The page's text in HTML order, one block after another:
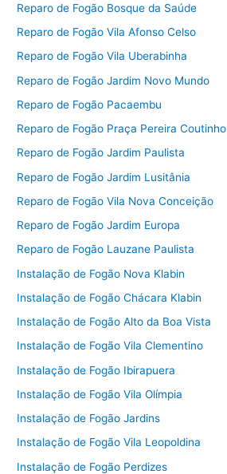
Reparo de Fogão Bosque da Saúde
Reparo de Fogão Vila Afonso Celso
Reparo de Fogão Vila Uberabinha
Reparo de Fogão Jardim Novo Mundo
Reparo de Fogão Pacaembu
Reparo de Fogão Praça Pereira Coutinho
Reparo de Fogão Jardim Paulista
Reparo de Fogão Jardim Lusitânia
Reparo de Fogão Vila Nova Conceição
Reparo de Fogão Jardim Europa
Reparo de Fogão Lauzane Paulista
Instalação de Fogão Nova Klabin
Instalação de Fogão Chácara Klabin
Instalação de Fogão Alto da Boa Vista
Instalação de Fogão Vila Clementino
Instalação de Fogão Ibirapuera
Instalação de Fogão Vila Olímpia
Instalação de Fogão Jardins
Instalação de Fogão Vila Leopoldina
Instalação de Fogão Perdizes